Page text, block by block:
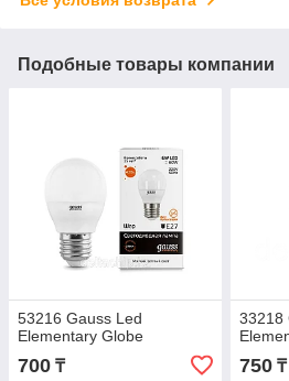
Подобные товары компании
53216 Gauss Led
Elementary Globe
700 ₸
33218
750₸